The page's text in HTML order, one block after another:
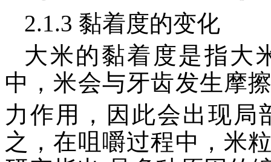
2.1.3 黏着度的变化
大米的黏着度是指大
中，米会与牙齿发生摩
力作用，因此会出现局
之，在咀嚼过程中，米